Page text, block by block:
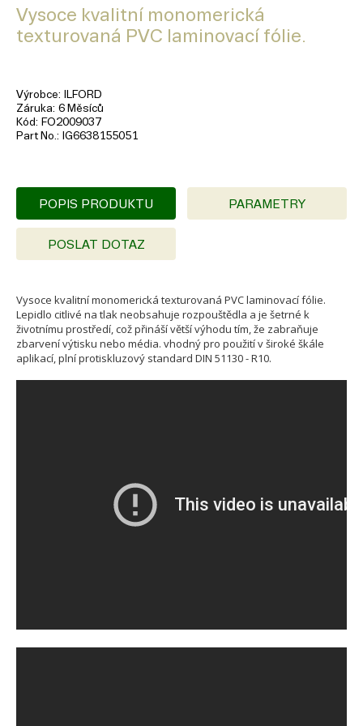
Vysoce kvalitní monomerická
texturovaná PVC laminovací fólie.
Výrobce
ILFORD
Záruka 6 Měsíců
Kód
FO2009037
Part No.
IG6638155051
POPIS PRODUKTU PARAMETRY
POSLAT DOTAZ
Vysoce kvalitní monomerická texturovaná PVC laminovací fólie.
Lepidlo citlivé na tlak neobsahuje rozpouštědla a je šetrné k
životnímu prostředí, což přináší větší výhodu tím, že zabraňuje
zbarvení výtisku nebo média. vhodný pro použití v široké škále
aplikací, plní protiskluzový standard DIN 51130 - R10.